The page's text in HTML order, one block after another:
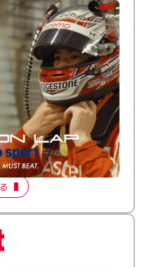
林利徠斗 × 野村勇斗
by auto sport】
2